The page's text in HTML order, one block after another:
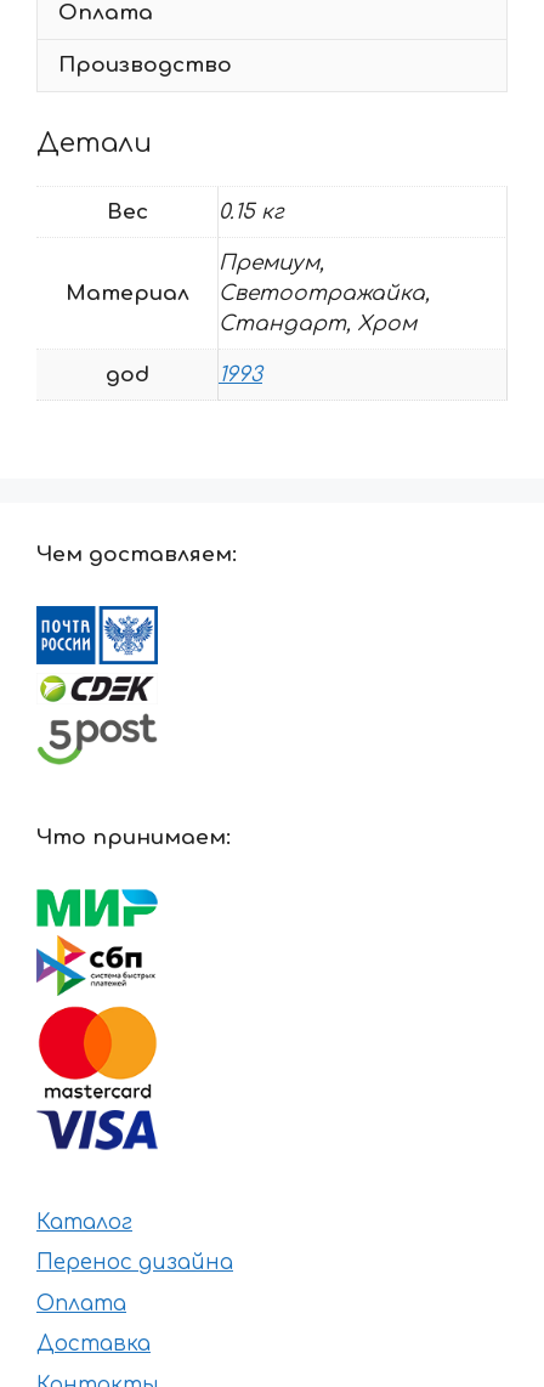
Оплата
Производство
Детали
Вес 0.15 кг
Материал
Премиум,
Светоотражайка,
Стандарт, Хром
god 1993
Чем доставляем:
Что принимаем:
Каталог
Перенос дизайна
Оплата
Доставка